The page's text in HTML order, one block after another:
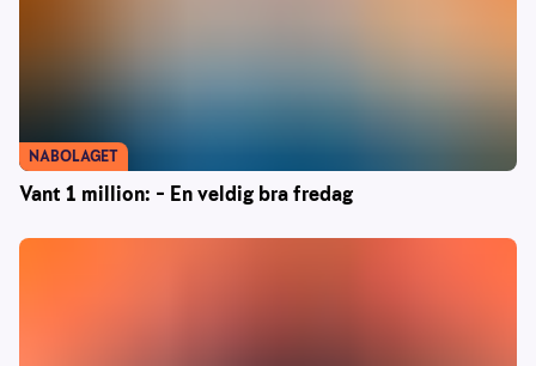
Vant 1 million: – En veldig bra fredag
NABOLAGET